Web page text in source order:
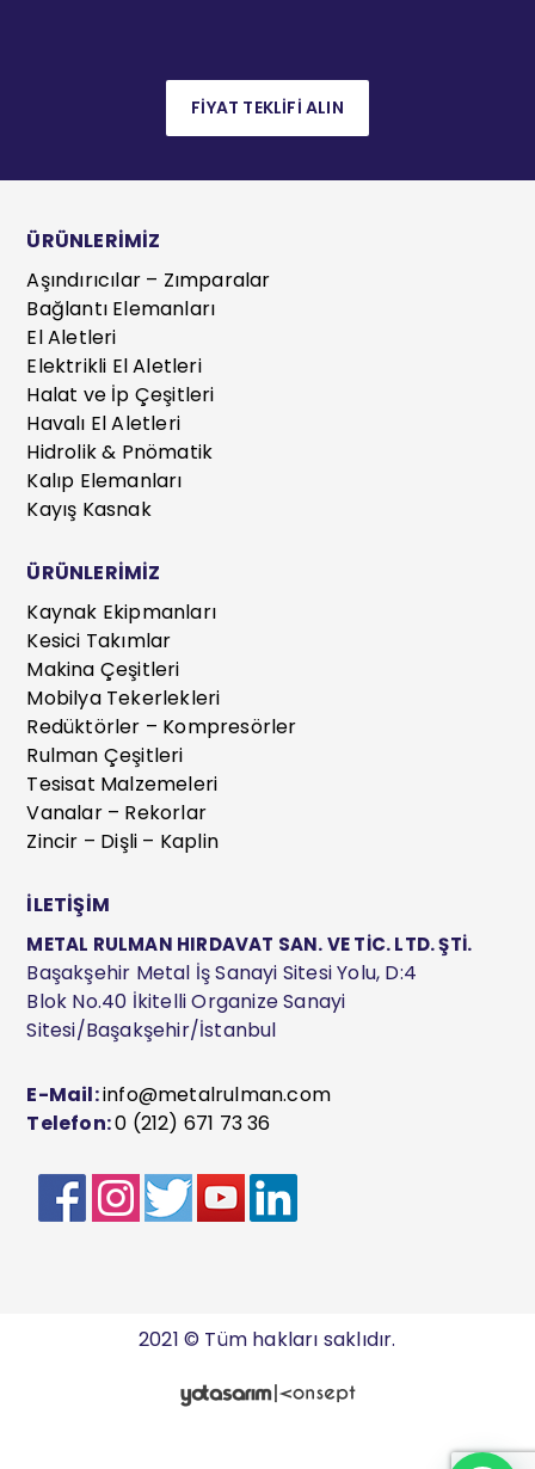
FİYAT TEKLİFİ ALIN
ÜRÜNLERİMİZ
Aşındırıcılar – Zımparalar
Bağlantı Elemanları
El Aletleri
Elektrikli El Aletleri
Halat ve İp Çeşitleri
Havalı El Aletleri
Hidrolik & Pnömatik
Kalıp Elemanları
Kayış Kasnak
ÜRÜNLERİMİZ
Kaynak Ekipmanları
Kesici Takımlar
Makina Çeşitleri
Mobilya Tekerlekleri
Redüktörler – Kompresörler
Rulman Çeşitleri
Tesisat Malzemeleri
Vanalar – Rekorlar
Zincir – Dişli – Kaplin
İLETİŞİM
METAL RULMAN HIRDAVAT SAN. VE TİC. LTD. ŞTİ.
Başakşehir Metal İş Sanayi Sitesi Yolu, D:4
Blok No.40 İkitelli Organize Sanayi
Sitesi/Başakşehir/İstanbul
E-Mail:info@metalrulman.com
Telefon:0 (212) 671 73 36
2021 © Tüm hakları saklıdır.